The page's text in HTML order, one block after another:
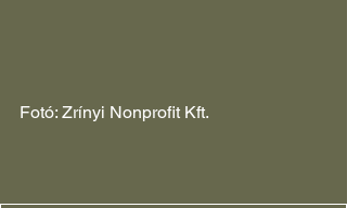
Fotó: Zrínyi Nonprofit Kft.